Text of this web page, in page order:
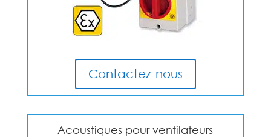
Contactez-nous
Acoustiques pour ventilateurs